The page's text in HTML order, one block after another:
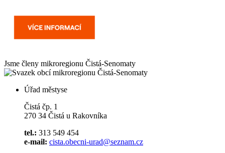
Jsme členy mikroregionu Čistá-Senomaty
Úřad městyse
Čistá čp. 1
270 34 Čistá u Rakovníka
tel.: 313 549 454
e-mail: cista.obecni-urad@seznam.cz